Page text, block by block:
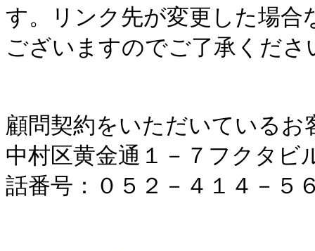
す。リンク先が変更した場
ございますのでご了承くださ
顧問契約をいただいている
中村区黄金通１－７フクタ
話番号：０５２－４１４－５